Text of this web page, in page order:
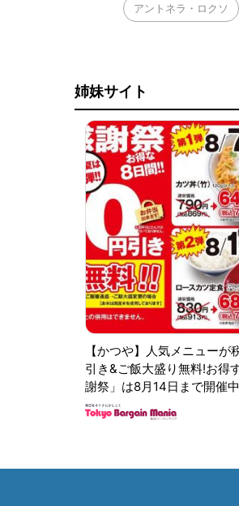
アントネラ・ロクソ
姉妹サイト
【かつや】人気メニューが
引き&ご飯大盛り無料!お得
謝祭」は8月14日まで開催中